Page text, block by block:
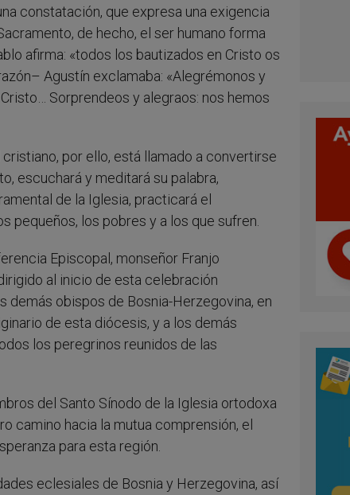
constatación, que expresa una exigencia
de hecho, el ser humano forma
afirma: «todos los bautizados en Cristo os
Agustín exclamaba: «Alegrémonos y
Sorprendeos y alegraos: nos hemos
por ello, está llamado a convertirse
escuchará y meditará su palabra,
de la Iglesia, practicará el
pequeños, los pobres y a los que sufren.
Episcopal, monseñor Franjo
al inicio de esta celebración
demás obispos de Bosnia-Herzegovina, en
de esta diócesis, y a los demás
los peregrinos reunidos de las
del Santo Sínodo de la Iglesia ortodoxa
camino hacia la mutua comprensión, el
para esta región.
eclesiales de Bosnia y Herzegovina, así